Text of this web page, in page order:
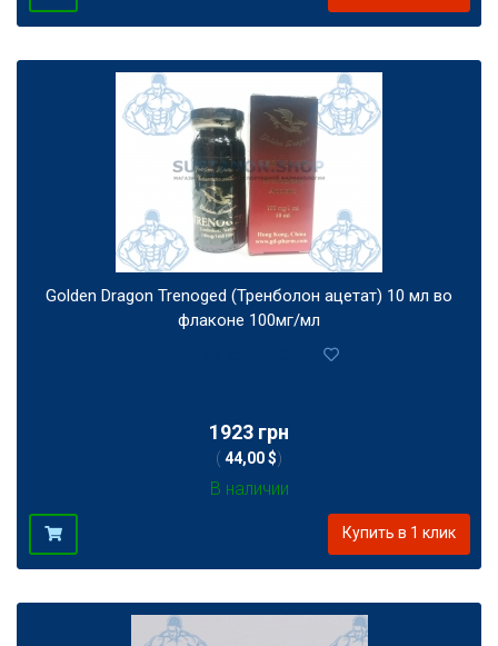
Golden Dragon Trenoged (Тренболон ацетат) 10 мл во
флаконе 100мг/мл
1923 грн
( 44,00 $)
В наличии
Купить в 1 клик